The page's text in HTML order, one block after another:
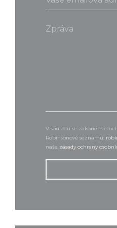
V souladu se zákonem o
Robinsonově seznamu:
naše zásady ochrany